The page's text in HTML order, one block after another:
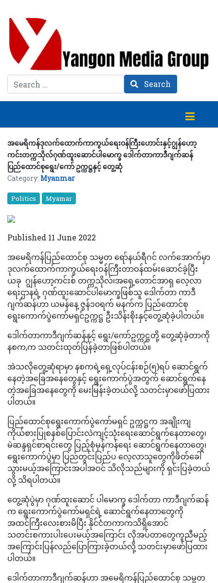
Search Search
အမေရိကန်ဒုလက်ထောက်ကာကွယ်ရေးဝန်ကြီးဟောင်းနှင့်ဂျွန်ဟော့
ကင်းတက္ကသိုလ်ဂုဏ်ထူးဆောင်ပါမောက္ခ ဒေါက်တာကာဒီဂျက်ဆန်
ပြည်ထောင်စုရွေး/ကော် ဥက္ကဋ္ဌနှင့် တွေ့ဆုံ
Category: Myanmar
Politics Myamar
Published 11 June 2022
အမေရိကန်ပြည်ထောင်စု သမ္မတ ရော်နယ်ရီဂင် လက်အောက်မှာ
ဒုလက်ထောက်ကာကွယ်ရေးဝန်ကြီးတာဝန်ထမ်းဆောင်ခဲ့ပြီး
ယခု ဂျွန်ဟော့ကင်းစ် တက္ကသိုလ်၊အရှေ့တောင်အာရှ လေ့လာ
ရေးဌာနရဲ့ ဂုဏ်ထူးဆောင်ပါမောက္ခဖြစ်သူ ဒေါက်တာ ကာဒီ
ဂျက်ဆန်ဟာ ယမန်နေ့ ဇွန်၁၀ရက် မနက်က ပြည်ထောင်စု
ရွေးကောက်ပွဲကော်မရှင်ဥက္ကဋ္ဌ ဦးသိန်းစိုးနှင့်တွေ့ဆုံခဲ့ပါတယ်။
ဒေါက်တာကာဒီဂျက်ဆန်နှင့် ရွေး/ကော်ဥက္ကဋ္ဌတို့‌ တွေ့ဆုံခဲ့တာကို
နစက,က သတင်းထုတ်ပြန်ခဲ့တာဖြစ်ပါတယ်။
အဲသလိုတွေ့ဆုံရာမှာ နစကရဲ့ရှေ့လုပ်ငန်းစဉ်(၅)ရပ် ဆောင်ရွက်
နေတဲ့အခြေအနေတွေနှင့် ရွေးကောက်ပွဲအတွက် ဆောင်ရွက်နေ
တဲ့အခြေအနေတွေကို မေးမြန်းခဲ့တယ်လို့ သတင်းမှာဖော်ပြထား
ပါတယ်။
ပြည်ထောင်စုရွေးကောက်ပွဲကော်မရှင် ဥက္ကဋ္ဌက အချိုးကျ
ကိုယ်စားပြုစနစ်ပြောင်းလဲကျင့်သုံးရေးဆောင်ရွက်နေတာတွေ၊
မဲဆန္ဒရှင်စာရင်းတွေ ပြည့်စုံမှန်ကန်ရေး ဆောင်ရွက်နေတာတွေ၊
ရွေးကောက်ပွဲမှာ ပြည်တွင်းပြည်ပ လေ့လာသူတွေကိုဖိတ်ခေါ်
သွားမယ့်အကြောင်းအပါအဝင် သိလိုသည်များကို ရှင်းပြခဲ့တယ်
လို့ သိရပါတယ်။
တွေ့ဆုံပွဲမှာ ဂုဏ်ထူးဆောင် ပါမောက္ခ ဒေါက်တာ ကာဒီဂျက်ဆန်
က ရွေးကောက်ပွဲကော်မရှင်ရဲ့ ဆောင်ရွက်နေတာတွေကို
အထင်ကြီးလေးစားမိပြီး နိုင်ငံတကာကသိရှိအောင်
သတင်းစကားပါးပေးမယ့်အကြောင်း လိုအပ်တာတွေကူညီမည့်
အကြောင်းပြန်လည်ပြောကြားခဲ့တယ်လို့ သတင်းမှာဖော်ပြထား
ပါတယ်။
ဒေါက်တာကာဒီဂျက်ဆန်ဟာ အမေရိကန်ပြည်ထောင်စု သမ္မတ